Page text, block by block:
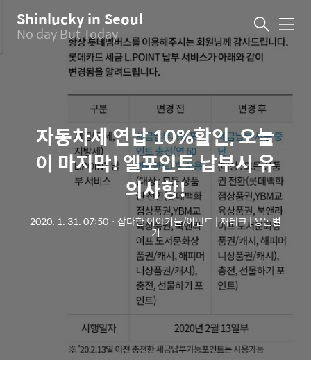
Shinlucky in Seoul
No day But Today 메
뉴
자동차세 연납 10%할인, 오늘
이 마지막! 엘포인트 납부시 유
의사항!
2020. 1. 31. 07:50 ㆍ 잡다한 이야기들/이벤트 | 재테크 | 용돈벌
기